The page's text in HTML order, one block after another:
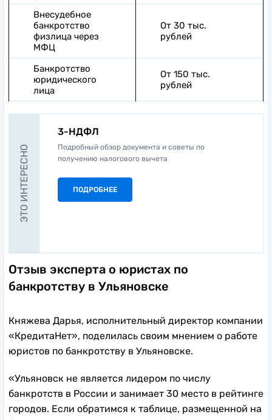
Внесудебное
банкротство
физлица через
МФЦ
От 30 тыс.
рублей
Банкротство
юридического
лица
От 150 тыс.
рублей
ЭТО ИНТЕРЕСНО
3-НДФЛ
Подробный обзор документа и советы по
получению налогового вычета
ПОДРОБНЕЕ
Отзыв эксперта о юристах по
банкротству в Ульяновске
Княжева Дарья, исполнительный директор компании
«КредитаНет», поделилась своим мнением о работе
юристов по банкротству в Ульяновске.
«Ульяновск не является лидером по числу
банкротств в России и занимает 30 место в рейтинге
городов. Если обратимся к таблице, размещенной на